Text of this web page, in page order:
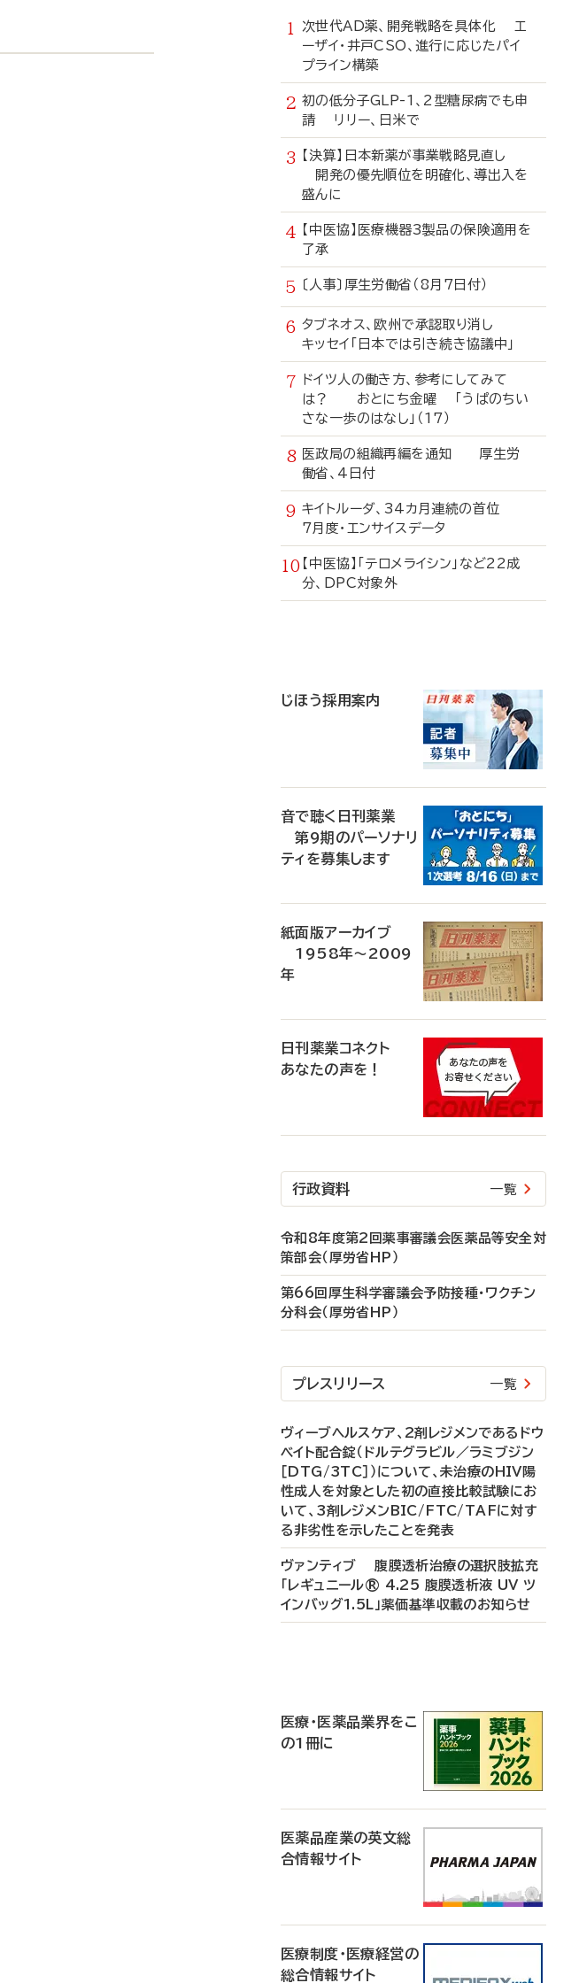
次世代AD薬、開発戦略を具体化 エ
ーザイ・井戸CSO、進行に応じたパイ
プライン構築
初の低分子GLP-1、2型糖尿病でも申
請 リリー、日米で
【決算】日本新薬が事業戦略見直し
開発の優先順位を明確化、導出入を
盛んに
【中医協】医療機器3製品の保険適用を
了承
〔人事〕厚生労働省（8月7日付）
タブネオス、欧州で承認取り消し
キッセイ「日本では引き続き協議中」
ドイツ人の働き方、参考にしてみて
は？ おとにち金曜 「うぱのちい
さな一歩のはなし」（17）
医政局の組織再編を通知 厚生労
働省、4日付
キイトルーダ、34カ月連続の首位
7月度・エンサイスデータ
【中医協】「テロメライシン」など22成
分、DPC対象外
じほう採用案内
音で聴く日刊薬業
第9期のパーソナリ
ティを募集します
紙面版アーカイブ
1958年～2009
年
日刊薬業コネクト
あなたの声を！
行政資料 一覧
令和8年度第2回薬事審議会医薬品等安全対
策部会（厚労省HP）
第66回厚生科学審議会予防接種・ワクチン
分科会（厚労省HP）
プレスリリース 一覧
ヴィーブヘルスケア、2剤レジメンであるドウ
ベイト配合錠（ドルテグラビル／ラミブジン
［DTG/3TC］）について、未治療のHIV陽
性成人を対象とした初の直接比較試験にお
いて、3剤レジメンBIC/FTC/TAFに対す
る非劣性を示したことを発表
ヴァンティブ 腹膜透析治療の選択肢拡充
「レギュニール® 4.25 腹膜透析液 UV ツ
インバッグ1.5L」薬価基準収載のお知らせ
医療・医薬品業界をこ
の1冊に
医薬品産業の英文総
合情報サイト
医療制度・医療経営の
総合情報サイト